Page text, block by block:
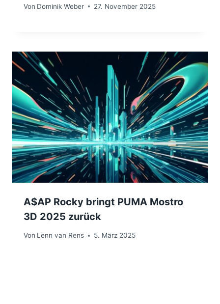
Von Dominik Weber 27. November 2025
A$AP Rocky bringt PUMA Mostro
3D 2025 zurück
Von Lenn van Rens 5. März 2025